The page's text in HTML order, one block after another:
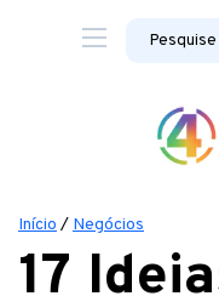
Início / Negócios
17